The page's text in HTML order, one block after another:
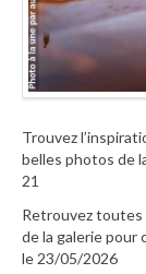
Trouvez
belles photos de
21
Retrouvez toutes
de la galerie pour
le 23/05/2026